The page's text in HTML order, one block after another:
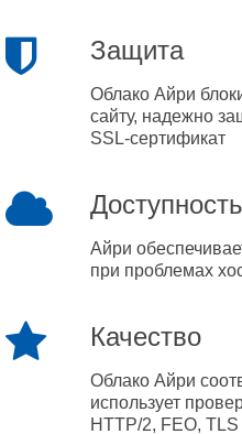
Защита
Облако Айри
сайту, надежно
SSL-сертификат
Доступность
Айри
при проблемах
Качество
Облако Айри
использует
HTTP/2, FEO, TLS